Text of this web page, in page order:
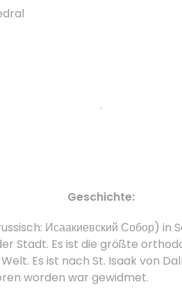
.
Geschichte:
Исаакиевский Собор)
Stadt. Es ist die größte
Es ist nach St. Isaak von
worden war gewidmet.